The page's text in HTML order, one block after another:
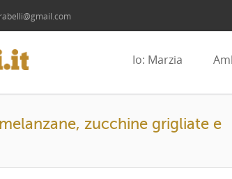
Io: Marzia
zucchine grigliate e